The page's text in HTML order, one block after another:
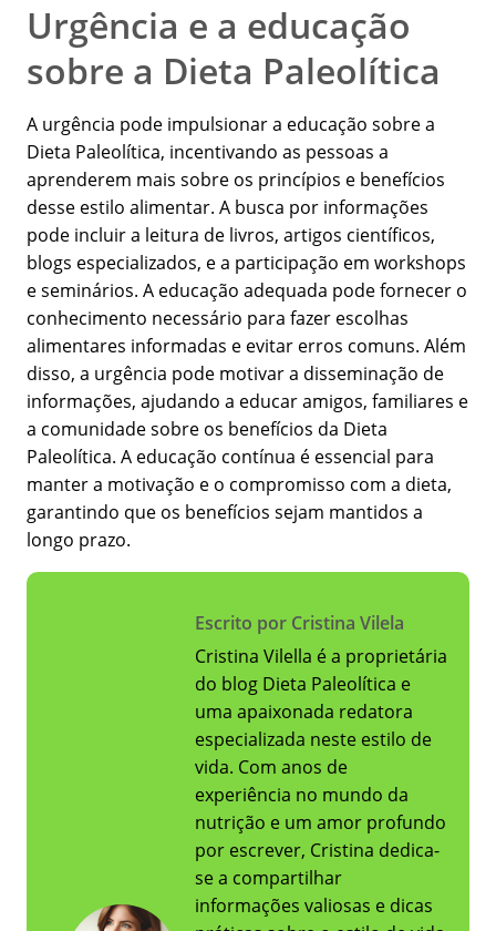
Urgência e a educação
sobre a Dieta Paleolítica
A urgência pode impulsionar a educação sobre a
Dieta Paleolítica, incentivando as pessoas a
aprenderem mais sobre os princípios e benefícios
desse estilo alimentar. A busca por informações
pode incluir a leitura de livros, artigos científicos,
blogs especializados, e a participação em workshops
e seminários. A educação adequada pode fornecer o
conhecimento necessário para fazer escolhas
alimentares informadas e evitar erros comuns. Além
disso, a urgência pode motivar a disseminação de
informações, ajudando a educar amigos, familiares e
a comunidade sobre os benefícios da Dieta
Paleolítica. A educação contínua é essencial para
manter a motivação e o compromisso com a dieta,
garantindo que os benefícios sejam mantidos a
longo prazo.
Escrito por Cristina Vilela
Cristina Vilella é a proprietária
do blog Dieta Paleolítica e
uma apaixonada redatora
especializada neste estilo de
vida. Com anos de
experiência no mundo da
nutrição e um amor profundo
por escrever, Cristina dedica-
se a compartilhar
informações valiosas e dicas